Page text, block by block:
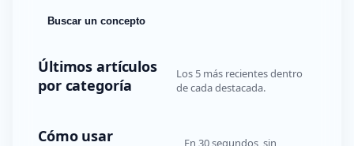
Buscar un concepto
Últimos artículos
por categoría
Los 5 más recientes dentro
de cada destacada.
Cómo usar
En 30 segundos, sin